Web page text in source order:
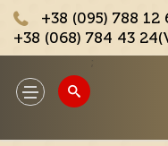
+38 (095) 788 12
+38 (068) 784 43
Toggle
navigation